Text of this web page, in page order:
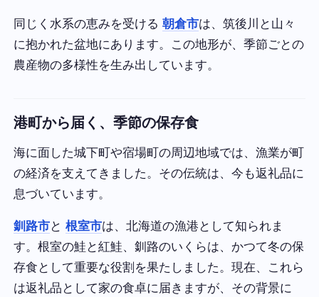
同じく水系の恵みを受ける朝倉市は、筑後川と山々
に抱かれた盆地にあります。この地形が、季節ごとの
農産物の多様性を生み出しています。
港町から届く、季節の保存食
海に面した城下町や宿場町の周辺地域では、漁業が町
の経済を支えてきました。その伝統は、今も返礼品に
息づいています。
釧路市と根室市は、北海道の漁港として知られま
す。根室の鮭と紅鮭、釧路のいくらは、かつて冬の保
存食として重要な役割を果たしました。現在、これら
は返礼品として家の食卓に届きますが、その背景に